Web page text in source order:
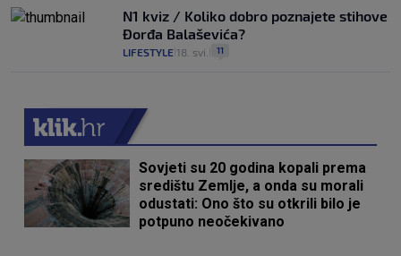
N1 kviz / Koliko dobro poznajete stihove
Đorđa Balaševića?
LIFESTYLE 18. svi. 11
Sovjeti su 20 godina kopali prema
središtu Zemlje, a onda su morali
odustati: Ono što su otkrili bilo je
potpuno neočekivano